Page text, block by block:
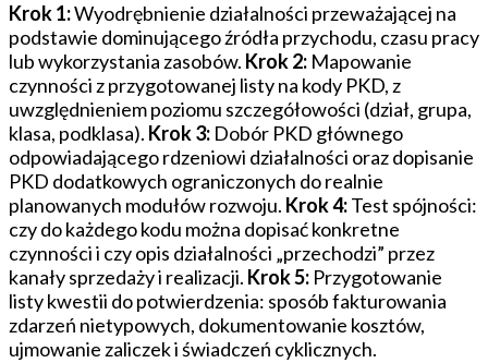
Krok 1:Wyodrębnienie działalności przeważającej na
podstawie dominującego źródła przychodu, czasu pracy
lub wykorzystania zasobów. Krok 2: Mapowanie
czynności z przygotowanej listy na kody PKD, z
uwzględnieniem poziomu szczegółowości (dział, grupa,
klasa, podklasa). Krok 3: Dobór PKD głównego
odpowiadającego rdzeniowi działalności oraz dopisanie
PKD dodatkowych ograniczonych do realnie
planowanych modułów rozwoju. Krok 4:Test spójności:
czy do każdego kodu można dopisać konkretne
czynności i czy opis działalności „przechodzi” przez
kanały sprzedaży i realizacji. Krok 5: Przygotowanie
listy kwestii do potwierdzenia: sposób fakturowania
zdarzeń nietypowych, dokumentowanie kosztów,
ujmowanie zaliczek i świadczeń cyklicznych.